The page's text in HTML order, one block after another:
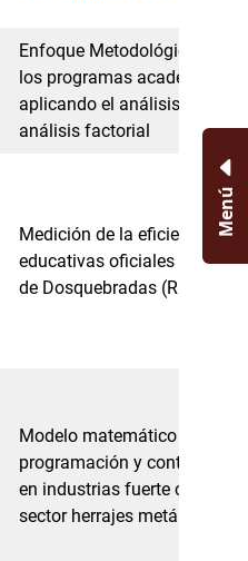
Enfoque Metodológico para
los programas académicos
aplicando el análisis
análisis factorial
Medición de la eficiencia en
educativas oficiales del
de Dosquebradas
Modelo matemático para la
programación y control de
en industrias fuerte como
sector herrajes metálicos en
Menú